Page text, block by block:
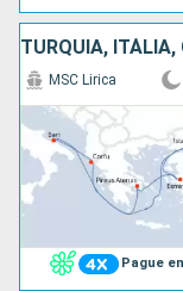
TURQUIA, ITÁLIA,
Pague
MSC Lirica